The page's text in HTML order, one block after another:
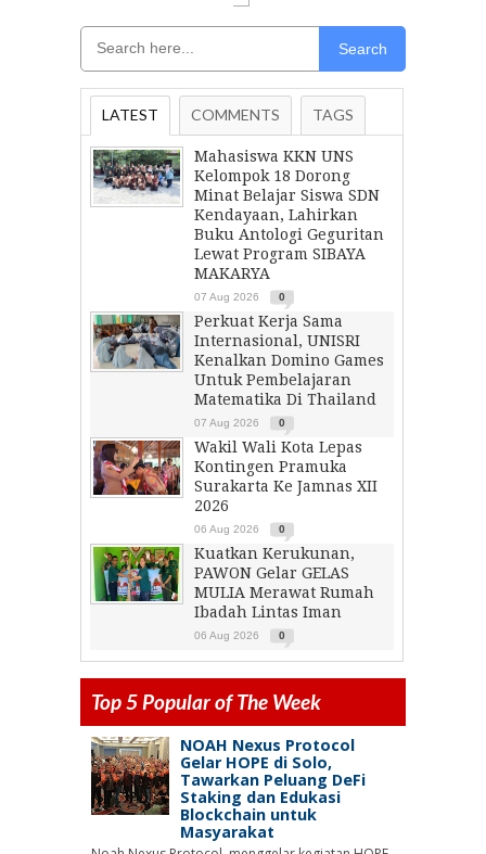
Search
LATEST COMMENTS TAGS
Mahasiswa KKN UNS
Kelompok 18 Dorong
Minat Belajar Siswa SDN
Kendayaan, Lahirkan
Buku Antologi Geguritan
Lewat Program SIBAYA
MAKARYA
07 Aug 2026 0
Perkuat Kerja Sama
Internasional, UNISRI
Kenalkan Domino Games
Untuk Pembelajaran
Matematika Di Thailand
07 Aug 2026 0
Wakil Wali Kota Lepas
Kontingen Pramuka
Surakarta Ke Jamnas XII
2026
06 Aug 2026 0
Kuatkan Kerukunan,
PAWON Gelar GELAS
MULIA Merawat Rumah
Ibadah Lintas Iman
06 Aug 2026 0
Top 5 Popular of The Week
NOAH Nexus Protocol
Gelar HOPE di Solo,
Tawarkan Peluang DeFi
Staking dan Edukasi
Blockchain untuk
Masyarakat